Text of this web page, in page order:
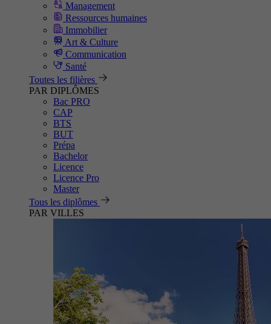
Management
Ressources humaines
Immobilier
Art & Culture
Communication
Santé
Toutes les filières
PAR DIPLÔMES
Bac PRO
CAP
BTS
BUT
Prépa
Bachelor
Licence
Licence Pro
Master
Tous les diplômes
PAR VILLES